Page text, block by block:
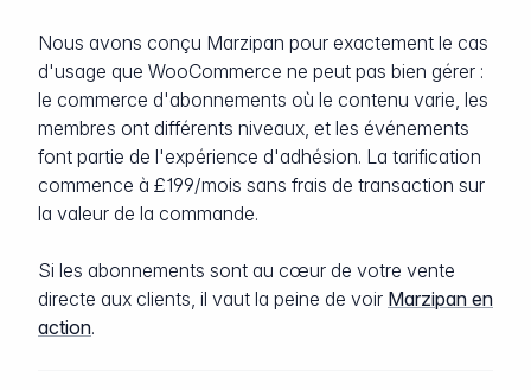
Nous avons conçu Marzipan pour exactement le cas
d'usage que WooCommerce ne peut pas bien gérer :
le commerce d'abonnements où le contenu varie, les
membres ont différents niveaux, et les événements
font partie de l'expérience d'adhésion. La tarification
commence à £199/mois sans frais de transaction sur
la valeur de la commande.
Si les abonnements sont au cœur de votre vente
directe aux clients, il vaut la peine de voir Marzipan en
action.